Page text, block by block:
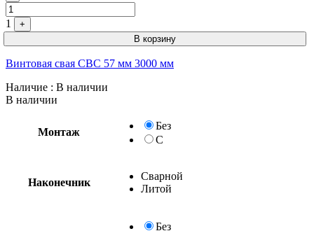
1
+
В корзину
Винтовая свая СВС 57 мм 3000 мм
Наличие : В наличии
В наличии
Монтаж
Без
С
Наконечник
Сварной
Литой
Без